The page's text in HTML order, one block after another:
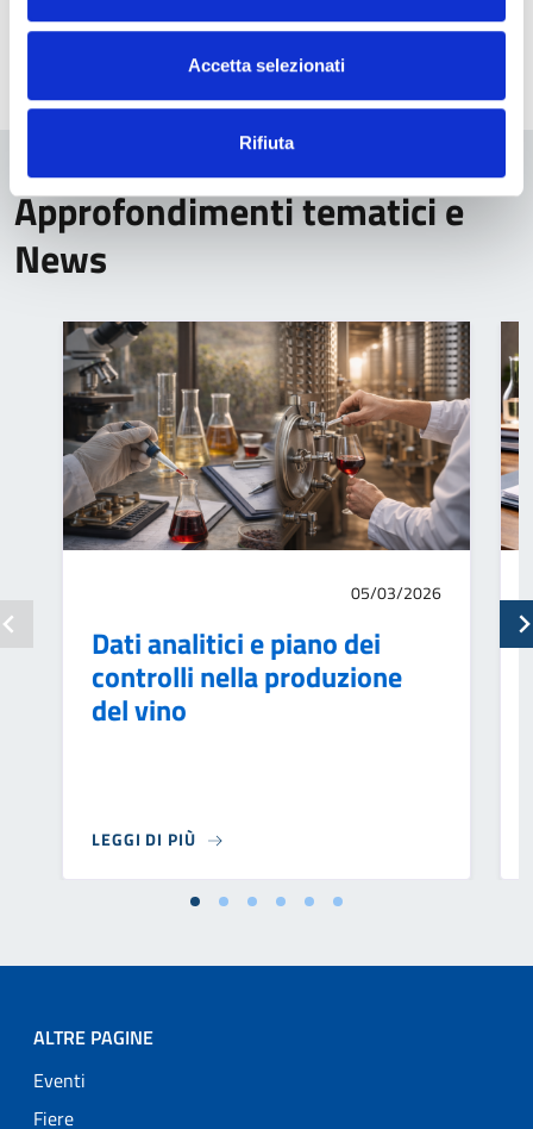
Accetta selezionati
Rifiuta
Ultimo aggiornamento:
Approfondimenti tematici e
News
05/03/2026
Dati analitici e piano dei
controlli nella produzione
del vino
LEGGI DI PIÙ
ALTRE PAGINE
Eventi
Fiere